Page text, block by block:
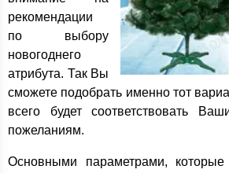
рекомендации
по выбору
новогоднего
атрибута. Так Вы
сможете подобрать именно тот
всего будет соответствовать
пожеланиям.
Основными параметрами,